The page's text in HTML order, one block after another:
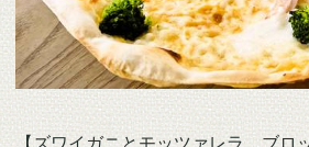
【ズワイガニとモッツァレラ、ブロ